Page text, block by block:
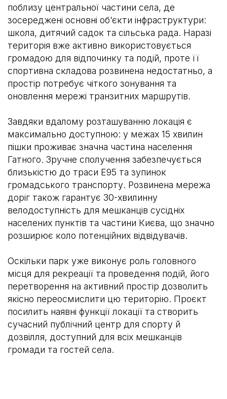
поблизу центральної частини села, де
зосереджені основні об’єкти інфраструктури:
школа, дитячий садок та сільська рада. Наразі
територія вже активно використовується
громадою для відпочинку та подій, проте її
спортивна складова розвинена недостатньо, а
простір потребує чіткого зонування та
оновлення мережі транзитних маршрутів.
Завдяки вдалому розташуванню локація є
максимально доступною: у межах 15 хвилин
пішки проживає значна частина населення
Гатного. Зручне сполучення забезпечується
близькістю до траси Е95 та зупинок
громадського транспорту. Розвинена мережа
доріг також гарантує 30-хвилинну
велодоступність для мешканців сусідніх
населених пунктів та частини Києва, що значно
розширює коло потенційних відвідувачів.
Оскільки парк уже виконує роль головного
місця для рекреації та проведення подій, його
перетворення на активний простір дозволить
якісно переосмислити цю територію. Проєкт
посилить наявні функції локації та створить
сучасний публічний центр для спорту й
дозвілля, доступний для всіх мешканців
громади та гостей села.